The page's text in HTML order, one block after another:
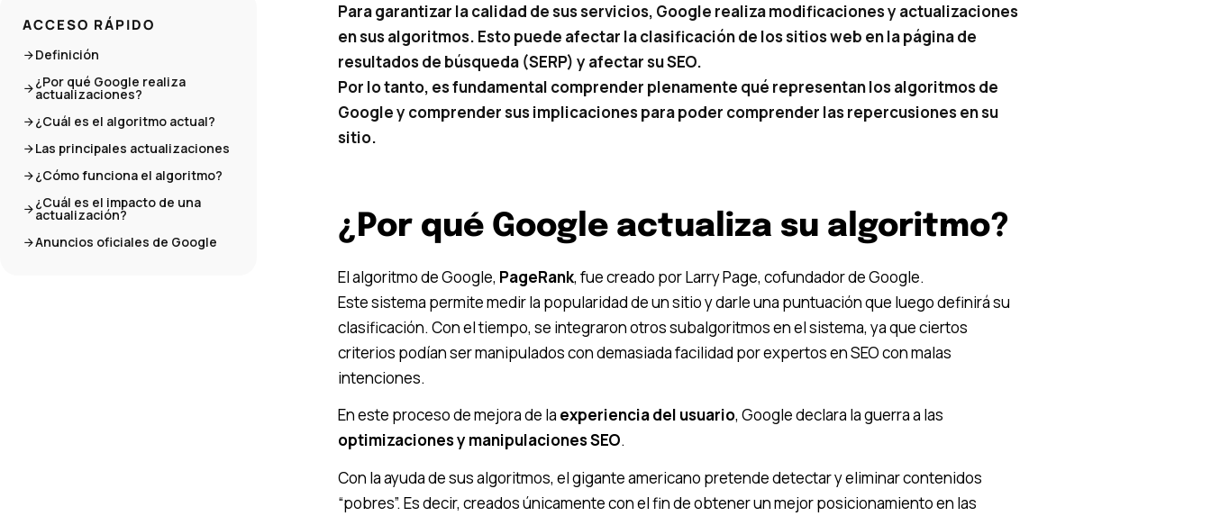
ACCESO RÁPIDO
Definición
¿Por qué Google realiza
actualizaciones?
¿Cuál es el algoritmo actual?
Las principales actualizaciones
¿Cómo funciona el algoritmo?
¿Cuál es el impacto de una
actualización?
Anuncios oficiales de Google
Para garantizar la calidad de sus servicios, Google realiza modificaciones y actualizaciones
en sus algoritmos. Esto puede afectar la clasificación de los sitios web en la página de
resultados de búsqueda (SERP) y afectar su SEO.
Por lo tanto, es fundamental comprender plenamente qué representan los algoritmos de
Google y comprender sus implicaciones para poder comprender las repercusiones en su
sitio.
¿Por qué Google actualiza su algoritmo?
El algoritmo de Google, PageRank, fue creado por Larry Page, cofundador de Google.
Este sistema permite medir la popularidad de un sitio y darle una puntuación que luego definirá su
clasificación. Con el tiempo, se integraron otros subalgoritmos en el sistema, ya que ciertos
criterios podían ser manipulados con demasiada facilidad por expertos en SEO con malas
intenciones.
En este proceso de mejora de la experiencia del usuario, Google declara la guerra a las
optimizaciones y manipulaciones SEO.
Con la ayuda de sus algoritmos, el gigante americano pretende detectar y eliminar contenidos
“pobres”. Es decir, creados únicamente con el fin de obtener un mejor posicionamiento en las